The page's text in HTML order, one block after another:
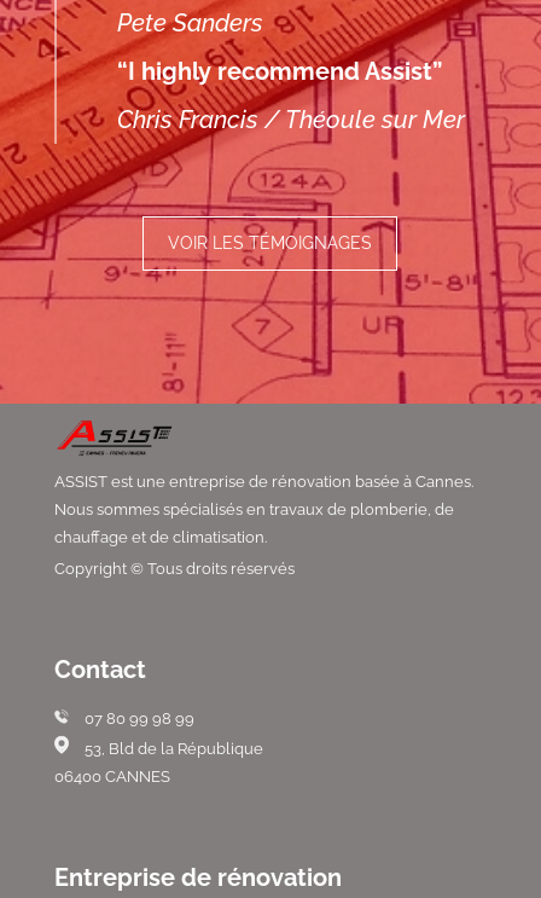
Pete Sanders
“I highly recommend Assist”
Chris Francis / Théoule sur Mer
VOIR LES TÉMOIGNAGES
ASSIST est une entreprise de rénovation basée à Cannes.
Nous sommes spécialisés en travaux de plomberie, de
chauffage et de climatisation.
Copyright © Tous droits réservés
Contact
07 80 99 98 99
53, Bld de la République
06400 CANNES
Entreprise de rénovation